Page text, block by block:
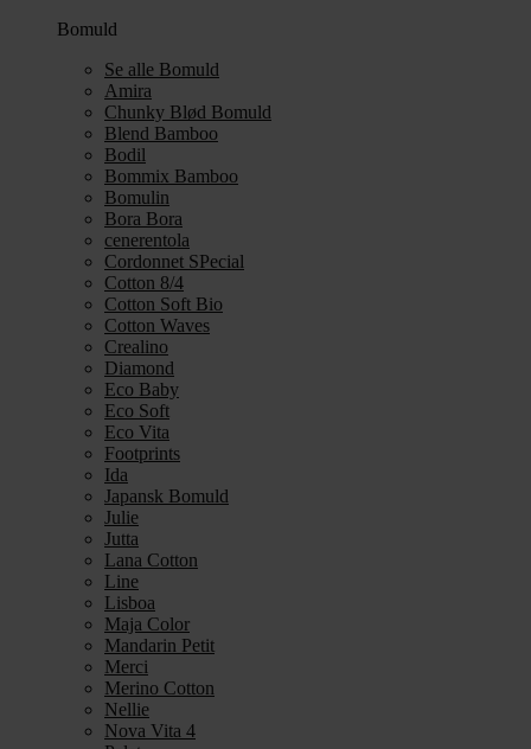
Bomuld
Se alle Bomuld
Amira
Chunky Blød Bomuld
Blend Bamboo
Bodil
Bommix Bamboo
Bomulin
Bora Bora
cenerentola
Cordonnet SPecial
Cotton 8/4
Cotton Soft Bio
Cotton Waves
Crealino
Diamond
Eco Baby
Eco Soft
Eco Vita
Footprints
Ida
Japansk Bomuld
Julie
Jutta
Lana Cotton
Line
Lisboa
Maja Color
Mandarin Petit
Merci
Merino Cotton
Nellie
Nova Vita 4